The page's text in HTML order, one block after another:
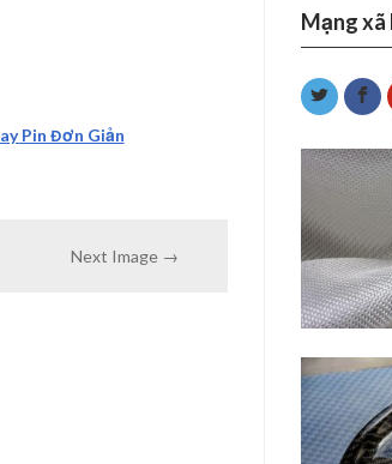
Pin Đơn Giản
Next Image →
Mạng xã